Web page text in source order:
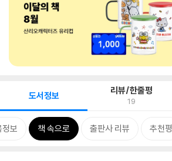
도서정보 리뷰/한줄평
19
정보 책 속으로 출판사 리뷰 추천평